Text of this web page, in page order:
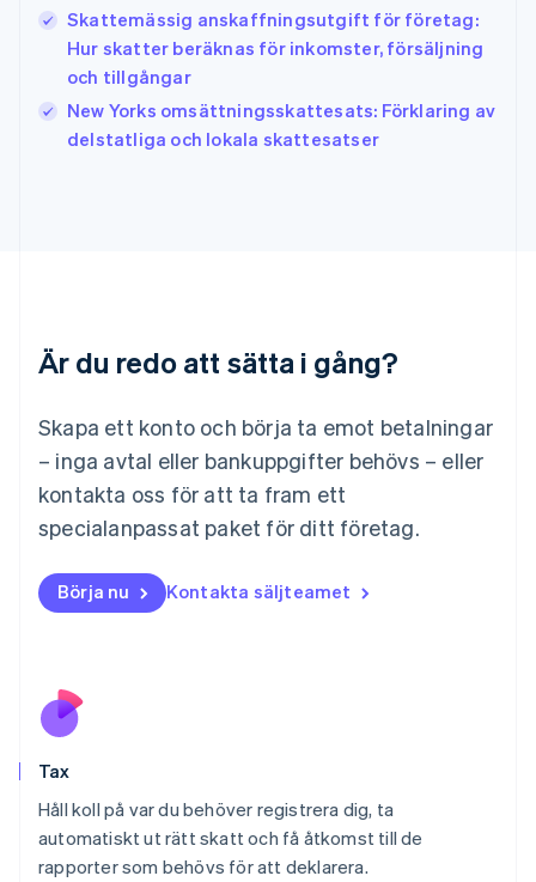
Skattemässig anskaffningsutgift för företag:
Hur skatter beräknas för inkomster, försäljning
och tillgångar
New Yorks omsättningsskattesats: Förklaring av
delstatliga och lokala skattesatser
Är du redo att sätta i gång?
Skapa ett konto och börja ta emot betalningar
– inga avtal eller bankuppgifter behövs – eller
kontakta oss för att ta fram ett
specialanpassat paket för ditt företag.
Börja nu Kontakta säljteamet
Tax
Håll koll på var du behöver registrera dig, ta
automatiskt ut rätt skatt och få åtkomst till de
rapporter som behövs för att deklarera.
ItalianoEnglish
Japan
日本語English
Kanada
EnglishFrançais
Kroatien
FrançaisDeutschEnglish
Malta
English
Mexiko
Español English
Nederländerna
Norge
English
English
Portugal
Schweiz
DeutschFrançaisItalianoEnglish
Singapore